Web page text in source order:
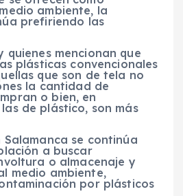
ambiente, la
prefiriendo las
mencionan que
plásticas convencionales
que son de tela no
la cantidad de
o bien, en
de plástico, son más
Salamanca se continúa
a buscar
o almacenaje y
medio ambiente,
por plásticos